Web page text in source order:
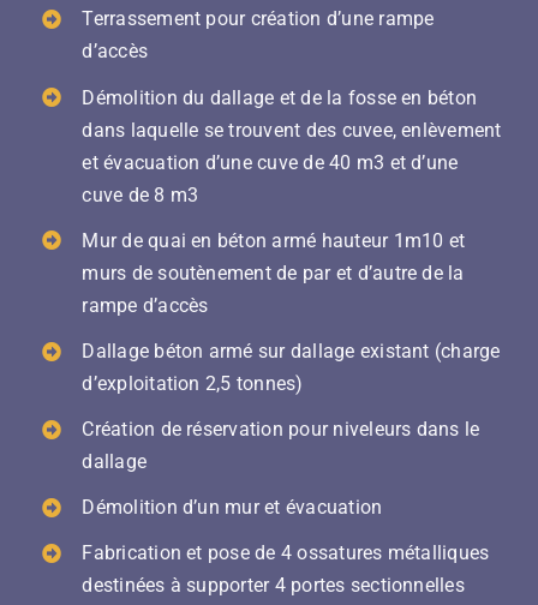
Terrassement pour création d’une rampe
d’accès
Démolition du dallage et de la fosse en béton
dans laquelle se trouvent des cuvee, enlèvement
et évacuation d’une cuve de 40 m3 et d’une
cuve de 8 m3
Mur de quai en béton armé hauteur 1m10 et
murs de soutènement de par et d’autre de la
rampe d’accès
Dallage béton armé sur dallage existant (charge
d’exploitation 2,5 tonnes)
Création de réservation pour niveleurs dans le
dallage
Démolition d’un mur et évacuation
Fabrication et pose de 4 ossatures métalliques
destinées à supporter 4 portes sectionnelles